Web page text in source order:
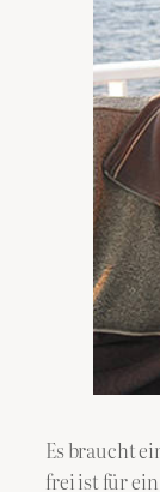
​Es braucht
frei ist für